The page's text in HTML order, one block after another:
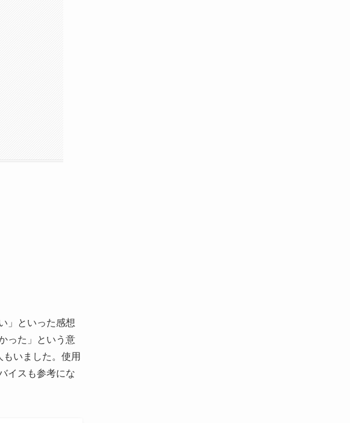
」といった感想
った」という意
いました。使用
イスも参考にな